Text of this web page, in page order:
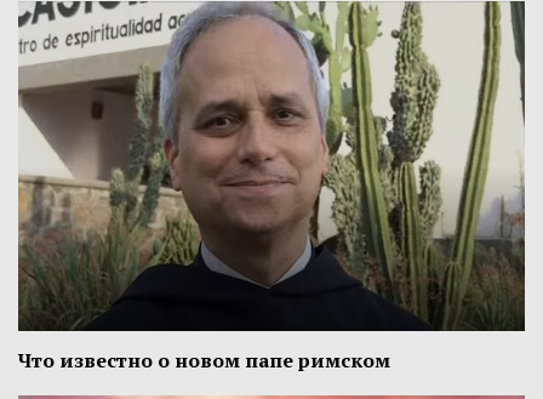
Что известно о новом папе римском